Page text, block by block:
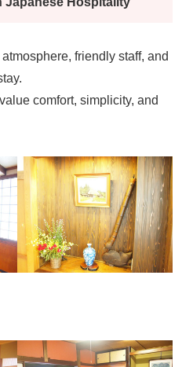
friendly staff, and
comfort, simplicity, and